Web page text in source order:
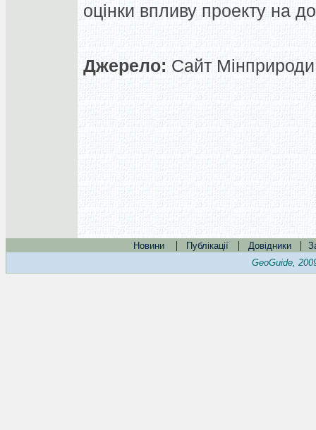
оцінки впливу проекту на
Джерело: Сайт
Новини | Публікації | Довідники |
GeoGuide,